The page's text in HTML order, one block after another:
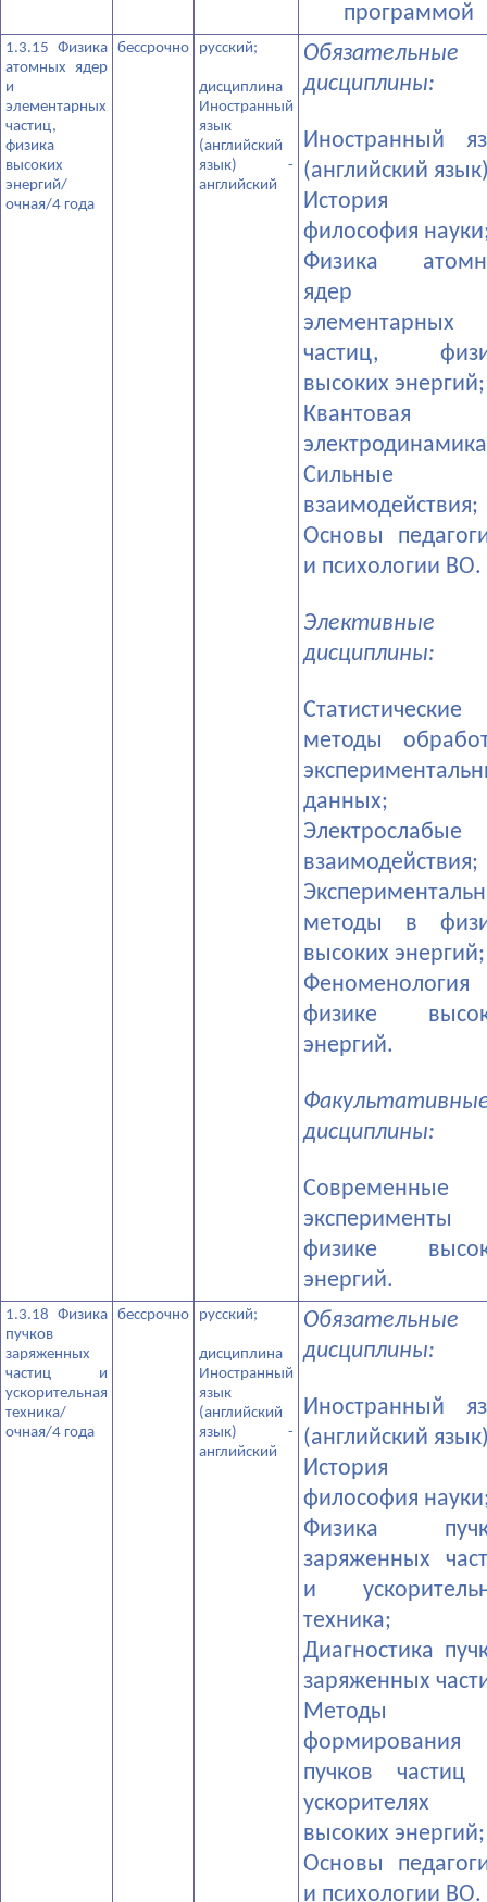
программой
1.3.15 Физика
атомных ядер
и
элементарных
частиц,
физика
высоких
энергий/
очная/4 года
бессрочно ­русский;
­дисциплина
Иностранный
язык
(английский
язык) -
английский
Обязательные
дисциплины:
­Иностранный
(английский
­История
философия
­Физика
ядер
элементарных
частиц,
высоких энергий;
­Квантовая
­Сильные
взаимодействия;
­Основы
и психологии ВО.
Элективные
дисциплины:
­Статистические
методы
данных;
­Электрослабые
взаимодействия;
методы в
высоких энергий;
физике
энергий.
дисциплины:
­Современные
физике
энергий.
1.3.18 Физика
пучков
заряженных
частиц и
ускорительная
техника/
очная/4 года
бессрочно ­русский;
­дисциплина
Иностранный
язык
(английский
язык) -
английский
Обязательные
дисциплины:
­Иностранный
(английский
­История
философия
­Физика
заряженных
и
техника;
­Диагностика
заряженных
­Методы
формирования
пучков частиц
ускорителях
высоких энергий;
­Основы
и психологии ВО.